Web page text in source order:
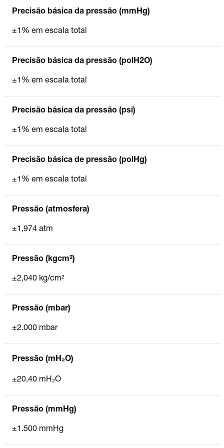
Precisão básica da pressão (mmHg)
±1% em escala total
Precisão básica da pressão (polH2O)
±1% em escala total
Precisão básica da pressão (psi)
±1% em escala total
Precisão básica de pressão (polHg)
±1% em escala total
Pressão (atmosfera)
±1,974 atm
Pressão (kgcm²)
±2,040 kg/cm²
Pressão (mbar)
±2.000 mbar
Pressão (mH₂O)
±20,40 mH₂O
Pressão (mmHg)
±1.500 mmHg